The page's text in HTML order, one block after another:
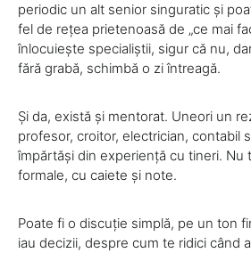
periodic un alt senior singuratic și
fel de rețea prietenoasă de „ce mai
înlocuiește specialiștii, sigur că nu,
fără grabă, schimbă o zi întreagă.
Și da, există și mentorat. Uneori un
profesor, croitor, electrician, contabil
împărtăși din experiență cu tineri. Nu
formale, cu caiete și note.
Poate fi o discuție simplă, pe un ton
iau decizii, despre cum te ridici când